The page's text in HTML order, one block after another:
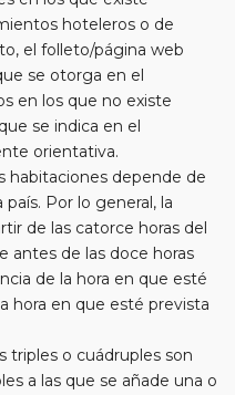
hoteleros o de
el folleto/página web
se otorga en el
en los que no existe
se indica en el
orientativa.
habitaciones depende de
Por lo general, la
de las catorce horas del
antes de las doce horas
de la hora en que esté
hora en que esté prevista
triples o cuádruples son
a las que se añade una o